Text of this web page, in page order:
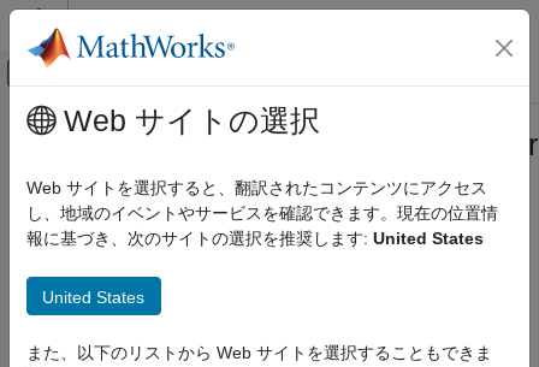
コンテンツへスキップ
オフキャンバス ナビゲーション メ
ドキュメンテーションのホーム
シミュレーション
シミュレーションの実行
Simulink.Simulation.BlockParameter クラ
項目一覧
メインコンテンツ
Simulink.Simulation.BlockParameter
クラス
名前空間: Simulink.Simulation
Simulink.SimulationInput
Web サイトの選択
Web サイトを選択すると、翻訳されたコンテンツにアクセス
し、地域のイベントやサービスを確認できます。現在の位置情
報に基づき、次のサイトの選択を推奨します: United States
United States
また、以下のリストから Web サイトを選択することもできま